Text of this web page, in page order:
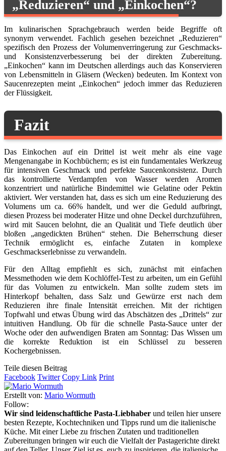
„Reduzieren“ und „Einkochen“?
Im kulinarischen Sprachgebrauch werden beide Begriffe oft
synonym verwendet. Fachlich gesehen bezeichnet „Reduzieren“
spezifisch den Prozess der Volumenverringerung zur Geschmacks-
und Konsistenzverbesserung bei der direkten Zubereitung.
„Einkochen“ kann im Deutschen allerdings auch das Konservieren
von Lebensmitteln in Gläsern (Wecken) bedeuten. Im Kontext von
Saucenrezepten meint „Einkochen“ jedoch immer das Reduzieren
der Flüssigkeit.
Fazit
Das Einkochen auf ein Drittel ist weit mehr als eine vage
Mengenangabe in Kochbüchern; es ist ein fundamentales Werkzeug
für intensiven Geschmack und perfekte Saucenkonsistenz. Durch
das kontrollierte Verdampfen von Wasser werden Aromen
konzentriert und natürliche Bindemittel wie Gelatine oder Pektin
aktiviert. Wer verstanden hat, dass es sich um eine Reduzierung des
Volumens um ca. 66% handelt, und wer die Geduld aufbringt,
diesen Prozess bei moderater Hitze und ohne Deckel durchzuführen,
wird mit Saucen belohnt, die an Qualität und Tiefe deutlich über
bloßen „angedickten Brühen“ stehen. Die Beherrschung dieser
Technik ermöglicht es, einfache Zutaten in komplexe
Geschmackserlebnisse zu verwandeln.
Für den Alltag empfiehlt es sich, zunächst mit einfachen
Messmethoden wie dem Kochlöffel-Test zu arbeiten, um ein Gefühl
für das Volumen zu entwickeln. Man sollte zudem stets im
Hinterkopf behalten, dass Salz und Gewürze erst nach dem
Reduzieren ihre finale Intensität erreichen. Mit der richtigen
Topfwahl und etwas Übung wird das Abschätzen des „Drittels“ zur
intuitiven Handlung. Ob für die schnelle Pasta-Sauce unter der
Woche oder den aufwendigen Braten am Sonntag: Das Wissen um
die korrekte Reduktion ist ein Schlüssel zu besseren
Kochergebnissen.
Teile diesen Beitrag
Facebook Twitter Copy Link Print
Erstellt von: Mario Wormuth
Follow:
Wir sind leidenschaftliche Pasta-Liebhaber und teilen hier unsere
besten Rezepte, Kochtechniken und Tipps rund um die italienische
Küche. Mit einer Liebe zu frischen Zutaten und traditionellen
Zubereitungen bringen wir euch die Vielfalt der Pastagerichte direkt